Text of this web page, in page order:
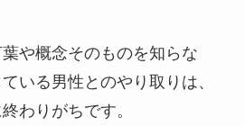
葉や概念そのものを知らな
いる男性とのやり取りは、
わりがちです。